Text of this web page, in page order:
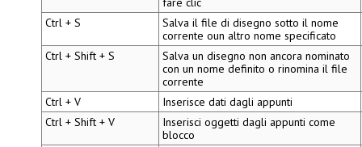
Ctrl + S
Salva il file di disegno sotto il nome
corrente oun altro nome specificato
Ctrl + Shift + S
Salva un disegno non ancora nominato
con un nome definito o rinomina il file
corrente
Ctrl + V
Inserisce dati dagli appunti
Ctrl + Shift + V
Inserisci oggetti dagli appunti come
blocco